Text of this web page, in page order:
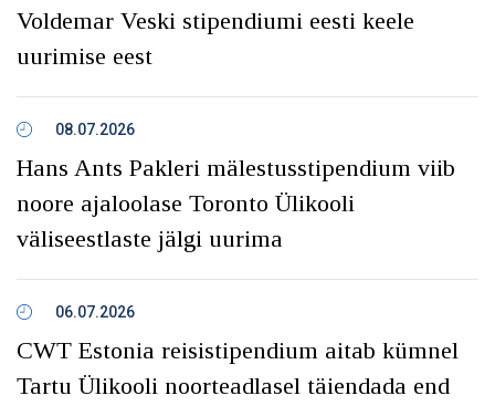
Voldemar Veski stipendiumi eesti keele
uurimise eest
08.07.2026
Hans Ants Pakleri mälestusstipendium viib
noore ajaloolase Toronto Ülikooli
väliseestlaste jälgi uurima
06.07.2026
CWT Estonia reisistipendium aitab kümnel
Tartu Ülikooli noorteadlasel täiendada end